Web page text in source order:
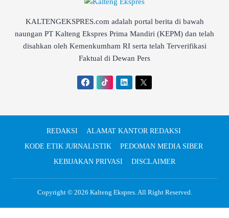
KALTENGEKSPRES.com adalah portal berita di bawah
naungan PT Kalteng Ekspres Prima Mandiri (KEPM) dan telah
disahkan oleh Kemenkumham RI serta telah Terverifikasi
Faktual di Dewan Pers
REDAKSI
ALAMAT KANTOR REDAKSI
KODE ETIK JURNALISTIK
PEDOMAN MEDIA SIBER
KEBIJAKAN PRIVASI
DISCLAIMER
Copyright © 2026 Kalteng Ekspres. All Right Reserved.